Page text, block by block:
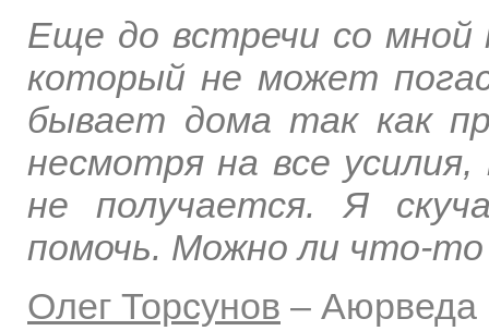
Еще до встречи со мной
который не может
бывает дома так как
несмотря на все
не получается. Я
помочь. Можно ли что-
Олег Торсунов – Аюрведа